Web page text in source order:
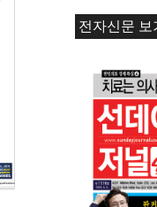
전자신문 보